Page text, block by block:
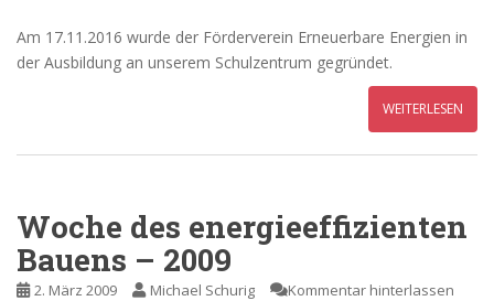
Am 17.11.2016 wurde der Förderverein Erneuerbare Energien in
der Ausbildung an unserem Schulzentrum gegründet.
WEITERLESEN
Woche des energieeffizienten
Bauens – 2009
2. März 2009 Michael Schurig Kommentar hinterlassen